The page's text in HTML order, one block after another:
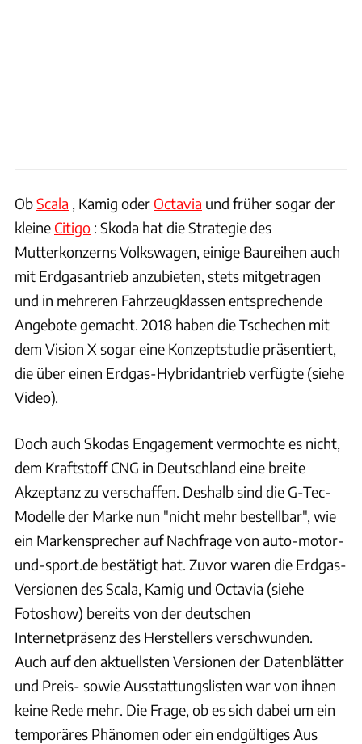
ObScala , Kamig oder Octavia und früher sogar der
kleine Citigo : Skoda hat die Strategie des
Mutterkonzerns Volkswagen, einige Baureihen auch
mit Erdgasantrieb anzubieten, stets mitgetragen
und in mehreren Fahrzeugklassen entsprechende
Angebote gemacht. 2018 haben die Tschechen mit
dem Vision X sogar eine Konzeptstudie präsentiert,
die über einen Erdgas-Hybridantrieb verfügte (siehe
Video).
Doch auch Skodas Engagement vermochte es nicht,
dem Kraftstoff CNG in Deutschland eine breite
Akzeptanz zu verschaffen. Deshalb sind die G-Tec-
Modelle der Marke nun "nicht mehr bestellbar", wie
ein Markensprecher auf Nachfrage von auto-motor-
und-sport.de bestätigt hat. Zuvor waren die Erdgas-
Versionen des Scala, Kamig und Octavia (siehe
Fotoshow) bereits von der deutschen
Internetpräsenz des Herstellers verschwunden.
Auch auf den aktuellsten Versionen der Datenblätter
und Preis- sowie Ausstattungslisten war von ihnen
keine Rede mehr. Die Frage, ob es sich dabei um ein
temporäres Phänomen oder ein endgültiges Aus